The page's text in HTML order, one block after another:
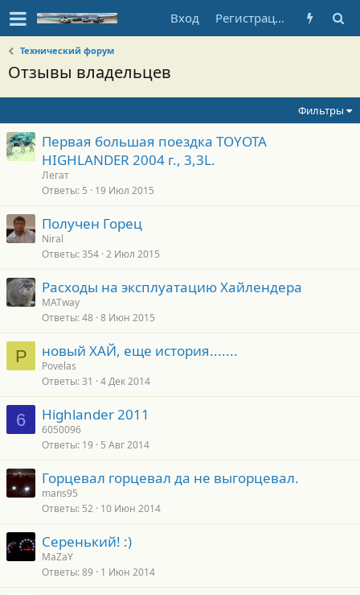
Вход Регистрация
Технический форум
Отзывы владельцев
Фильтры
Первая большая поездка TOYOTA
HIGHLANDER 2004 г., 3,3L.
Легат
Ответы 5 19 Июл 2015
Получен Горец
Niral
Ответы 354 2 Июл 2015
Расходы на эксплуатацию Хайлендера
MATway
Ответы 48 8 Июн 2015
P новый ХАЙ, еще история.......
Povelas
Ответы 31 4 Дек 2014
6 Highlander 2011
6050096
Ответы 19 5 Авг 2014
Горцевал горцевал да не выгорцевал.
mans95
Ответы 52 10 Июн 2014
Серенький! :)
MaZaY
Ответы 89 1 Июн 2014